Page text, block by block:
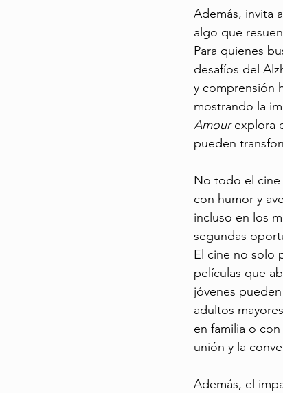
Además, invita
algo que
Para quienes
desafíos del
y comprensión
mostrando la
Amour explora
pueden
No todo el cine
con humor y
incluso en los
segundas
El cine no solo
películas que
jóvenes
adultos
en familia o
unión y la
Además, el